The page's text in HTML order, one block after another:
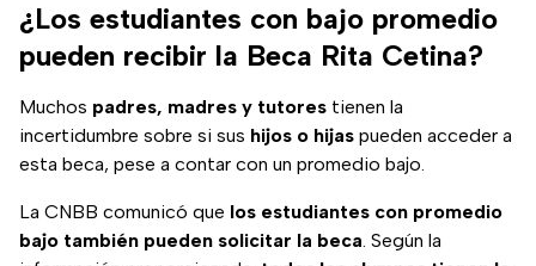
¿Los estudiantes con bajo promedio
pueden recibir la Beca Rita Cetina?
Muchos padres, madres y tutores tienen la
incertidumbre sobre si sus hijos o hijas pueden acceder a
esta beca, pese a contar con un promedio bajo.
La CNBB comunicó que los estudiantes con promedio
bajo también pueden solicitar la beca. Según la